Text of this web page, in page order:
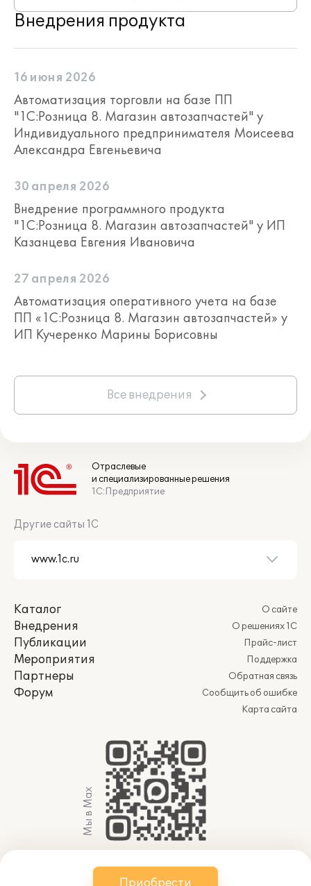
Приобрести
Внедрения продукта
16 июня 2026
Автоматизация торговли на базе ПП
"1С:Розница 8. Магазин автозапчастей" у
Индивидуального предпринимателя Моисеева
Александра Евгеньевича
30 апреля 2026
Внедрение программного продукта
"1С:Розница 8. Магазин автозапчастей" у ИП
Казанцева Евгения Ивановича
27 апреля 2026
Автоматизация оперативного учета на базе
ПП «1С:Розница 8. Магазин автозапчастей» у
ИП Кучеренко Марины Борисовны
Все внедрения
Отраслевые
и специализированные решения
1С:Предприятие
Другие сайты 1С
Каталог
Внедрения
Публикации
Мероприятия
Партнеры
Форум
О сайте
О решениях 1С
Прайс-лист
Поддержка
Обратная связь
Сообщить об ошибке
Карта сайта
Мы в Max
© 2011-2026 АО «Группа 1С» (правопреемник ООО